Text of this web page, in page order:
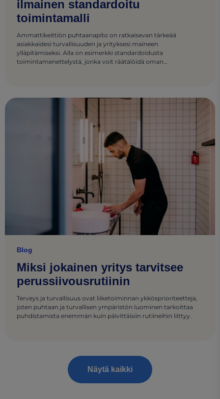
ilmainen standardoitu
toimintamalli
Ammattikeittiön puhtaanapito on ratkaisevan tärkeää
asiakkaidesi turvallisuuden ja yrityksesi maineen
ylläpitämiseksi. Alla on esimerkki standardoidusta
toimintamenettelystä, jonka voit räätälöidä oman
Blog
Miksi jokainen yritys tarvitsee
perussiivousrutiinin
Terveys ja turvallisuus ovat liiketoiminnan ykkösprioriteetteja,
joten puhtaan ja turvallisen ympäristön luominen tarkoittaa
puhdistamista enemmän kuin päivittäisiin rutiineihin liittyy.
Näytä kaikki